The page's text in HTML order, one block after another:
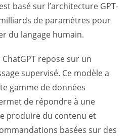
basé sur l’architecture GPT-
de paramètres pour
du langage humain.
repose sur un
supervisé. Ce modèle a
gamme de données
de répondre à une
produire du contenu et
basées sur des